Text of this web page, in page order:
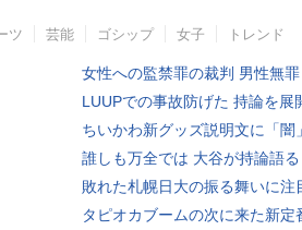
ツ 芸能 ゴシップ 女子 トレンド
女性への監禁罪の裁判 男性無罪
LUUPでの事故防げた 持論を展
ちいかわ新グッズ説明文に「闇」
誰しも万全では 大谷が持論語る
敗れた札幌日大の振る舞いに注
タピオカブームの次に来た新定